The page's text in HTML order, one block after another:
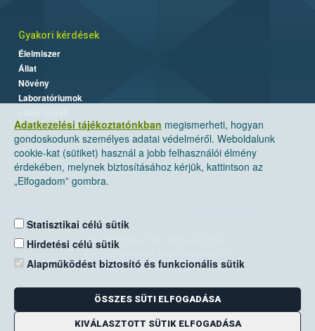
Adatkezelési tájékoztatónkban megismerheti, hogyan
gondoskodunk személyes adatai védelméről. Weboldalunk
cookie-kat (sütiket) használ a jobb felhasználói élmény
érdekében, melynek biztosításához kérjük, kattintson az
„Elfogadom” gombra.
Statisztikai célú sütik
Hirdetési célú sütik
Alapműködést biztosító és funkcionális sütik
ÖSSZES SÜTI ELFOGADÁSA
KIVÁLASZTOTT SÜTIK ELFOGADÁSA
Gyakori kérdések
Élelmiszer
Állat
Növény
Laboratóriumok
Nemzeti Élelmiszerlánc-biztonsági Hivatal
Levelezési cím: 1525 Budapest. Pf. 30.
E-mail:ugyfelszolgalat@nebih.gov.hu
Zöld szám: 06-80/263-244